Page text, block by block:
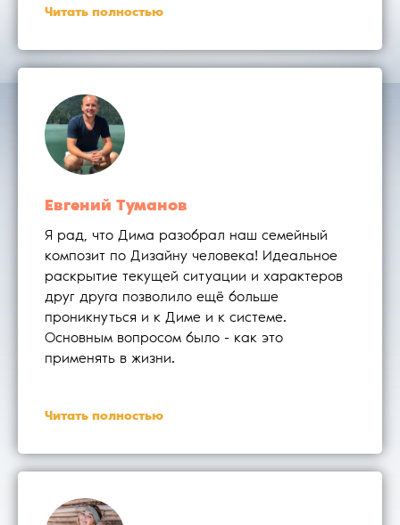
Читать полностью
Евгений Туманов
Я рад, что Дима разобрал наш семейный
композит по Дизайну человека! Идеальное
раскрытие текущей ситуации и характеров
друг друга позволило ещё больше
проникнуться и к Диме и к системе.
Основным вопросом было - как это
применять в жизни.
Читать полностью